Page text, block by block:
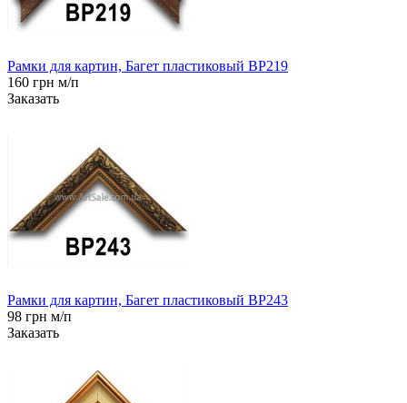
Рамки для картин, Багет пластиковый BP219
160 грн м/п
Заказать
Рамки для картин, Багет пластиковый BP243
98 грн м/п
Заказать